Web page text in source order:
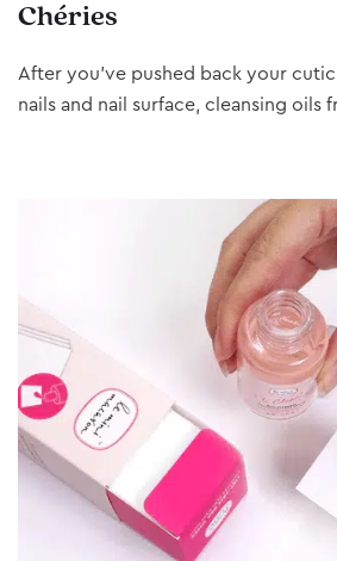
Chéries
After you’ve pushed back your
nails and nail surface, cleansing oils